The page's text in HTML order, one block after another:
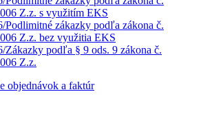
Z.z. s využitím EKS
Podlimitné zákazky podľa zákona č.
Z.z. bez využitia EKS
Zákazky podľa § 9 ods. 9 zákona č.
Z.z.
objednávok a faktúr